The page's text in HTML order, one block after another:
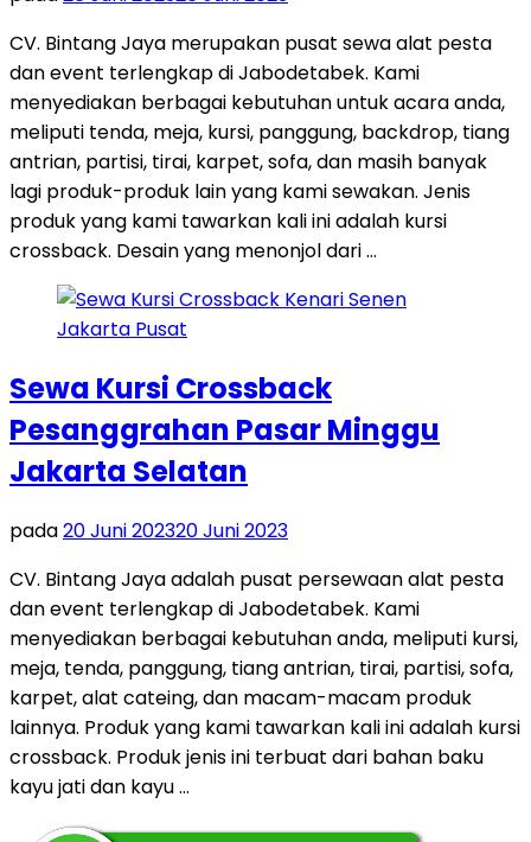
CV. Bintang Jaya merupakan pusat sewa alat pesta
dan event terlengkap di Jabodetabek. Kami
menyediakan berbagai kebutuhan untuk acara anda,
meliputi tenda, meja, kursi, panggung, backdrop, tiang
antrian, partisi, tirai, karpet, sofa, dan masih banyak
lagi produk-produk lain yang kami sewakan. Jenis
produk yang kami tawarkan kali ini adalah kursi
crossback. Desain yang menonjol dari …
Sewa Kursi Crossback
Pesanggrahan Pasar Minggu
Jakarta Selatan
pada20 Juni 202320 Juni 2023
CV. Bintang Jaya adalah pusat persewaan alat pesta
dan event terlengkap di Jabodetabek. Kami
menyediakan berbagai kebutuhan anda, meliputi kursi,
meja, tenda, panggung, tiang antrian, tirai, partisi, sofa,
karpet, alat cateing, dan macam-macam produk
lainnya. Produk yang kami tawarkan kali ini adalah kursi
crossback. Produk jenis ini terbuat dari bahan baku
kayu jati dan kayu …